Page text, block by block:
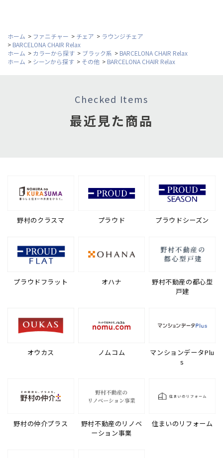
ホーム > ファニチャー > チェア > ラウンジチェア
> BARCELONA CHAIR Relax
ホーム > カラーから探す > ブラック系 > BARCELONA CHAIR Relax
ホーム > シーンから探す > その他 > BARCELONA CHAIR Relax
Checked Items
最近見た商品
野村のクラスマ プラウド プラウドシーズン
プラウドフラット オハナ
野村不動産の都心型
戸建
オウカス ノムコム
マンションデータPlu
s
野村の仲介プラス
野村不動産のリノベ
ーション事業
住まいのリフォーム